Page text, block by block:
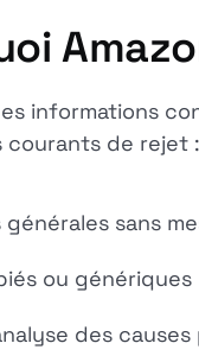
informations
courants de rejet :
générales sans
ou génériques
des